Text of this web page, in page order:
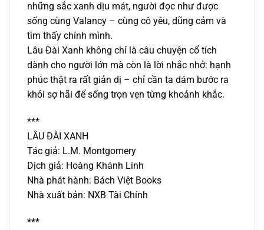
những sắc xanh dịu mát, người đọc như được
sống cùng Valancy – cùng cô yêu, dũng cảm và
tìm thấy chính mình.
Lâu Đài Xanh không chỉ là câu chuyện cổ tích
dành cho người lớn mà còn là lời nhắc nhở: hạnh
phúc thật ra rất giản dị – chỉ cần ta dám bước ra
khỏi sợ hãi để sống trọn vẹn từng khoảnh khắc.
***
LÂU ĐÀI XANH
Tác giả: L.M. Montgomery
Dịch giả: Hoàng Khánh Linh
Nhà phát hành: Bách Việt Books
Nhà xuất bản: NXB Tài Chính
***